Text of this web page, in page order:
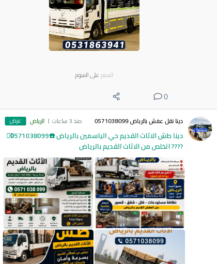
السعر على السوم
0
دينا نقل عفش بالرياض 0571038099 منذ 3 ساعات الرياض عرض
دينا طش الاثاث القديم حي الياسمين بالرياض ☎️0َ571038099
???? اتخلص من الاثاث القديم بالرياض